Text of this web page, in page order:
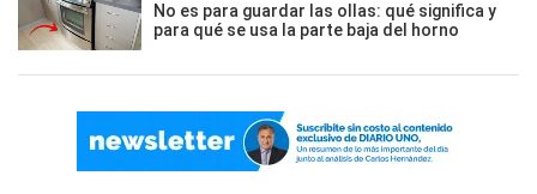
No es para guardar las ollas: qué significa y
para qué se usa la parte baja del horno